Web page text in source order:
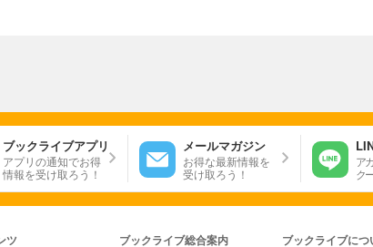
ブックライブアプリ
アプリの通知でお得
情報を受け取ろう！
メールマガジン
お得な最新情報を
受け取ろう！
ア
ク
ツ ブックライブ総合案内 ブックライブにつ